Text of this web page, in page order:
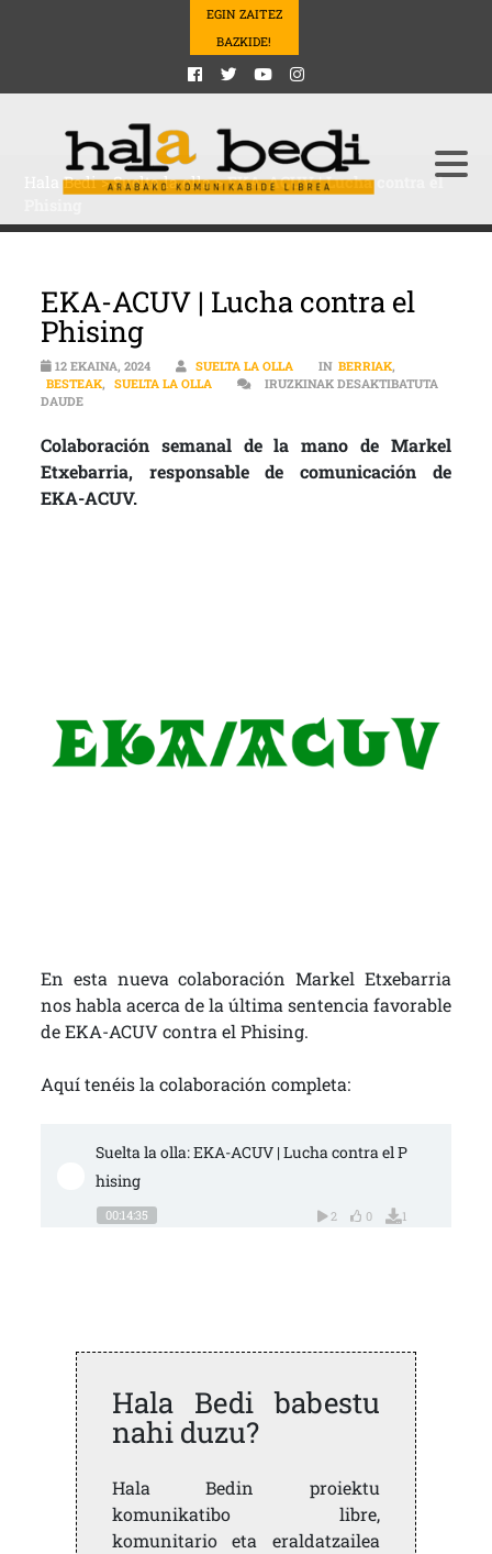
EGIN ZAITEZ
BAZKIDE!
Hala Bedi>Suelta la olla>EKA-ACUV | Lucha contra el
EKA-ACUV | Lucha contra el
Phising
12 EKAINA, 2024 SUELTA LA OLLA IN BERRIAK,
BESTEAK, SUELTA LA OLLA
IRUZKINAK DESAKTIBATUTA
DAUDEEKA-ACUV | LUCHA CONTRA EL PHISING SARRERAN
Colaboración semanal de la mano de Markel
Etxebarria, responsable de comunicación de
EKA-ACUV.
En esta nueva colaboración Markel Etxebarria
nos habla acerca de la última sentencia favorable
de EKA-ACUV contra el Phising.
Aquí tenéis la colaboración completa:
Suelta la olla: EKA-ACUV | Lucha contra el P
hising
00:14:35 2 0 1
Hala Bedi babestu
nahi duzu?
Hala Bedin proiektu
komunikatibo libre,
komunitario eta eraldatzailea